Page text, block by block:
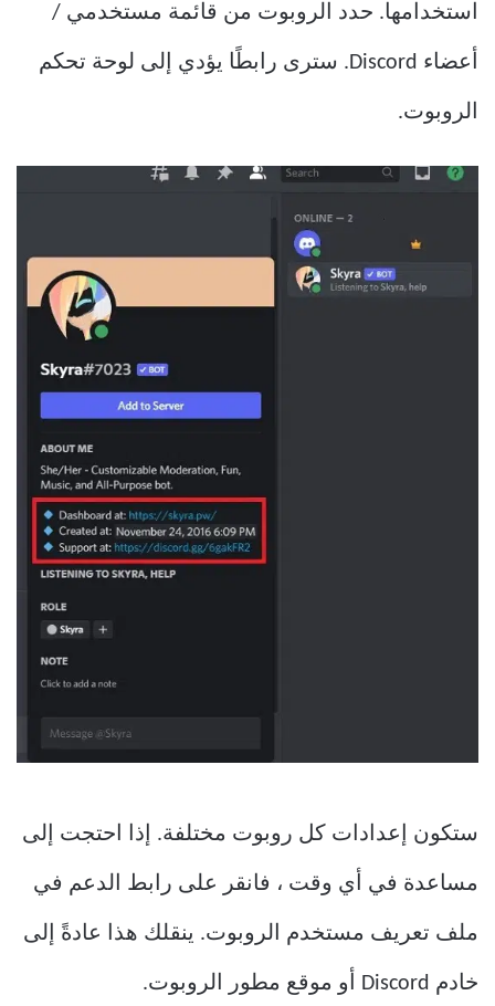
استخدامها. حدد الروبوت من قائمة مستخدمي /
أعضاء Discord. سترى رابطًا يؤدي إلى لوحة تحكم
الروبوت.
ستكون إعدادات كل روبوت مختلفة. إذا احتجت إلى
مساعدة في أي وقت ، فانقر على رابط الدعم في
ملف تعريف مستخدم الروبوت. ينقلك هذا عادةً إلى
خادم Discord أو موقع مطور الروبوت.